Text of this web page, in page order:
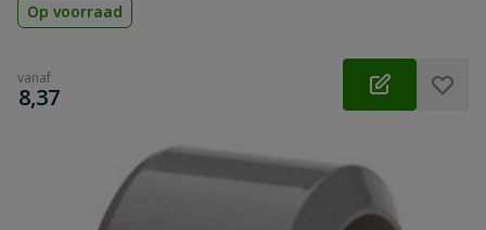
Op voorraad
vanaf
€
8,37